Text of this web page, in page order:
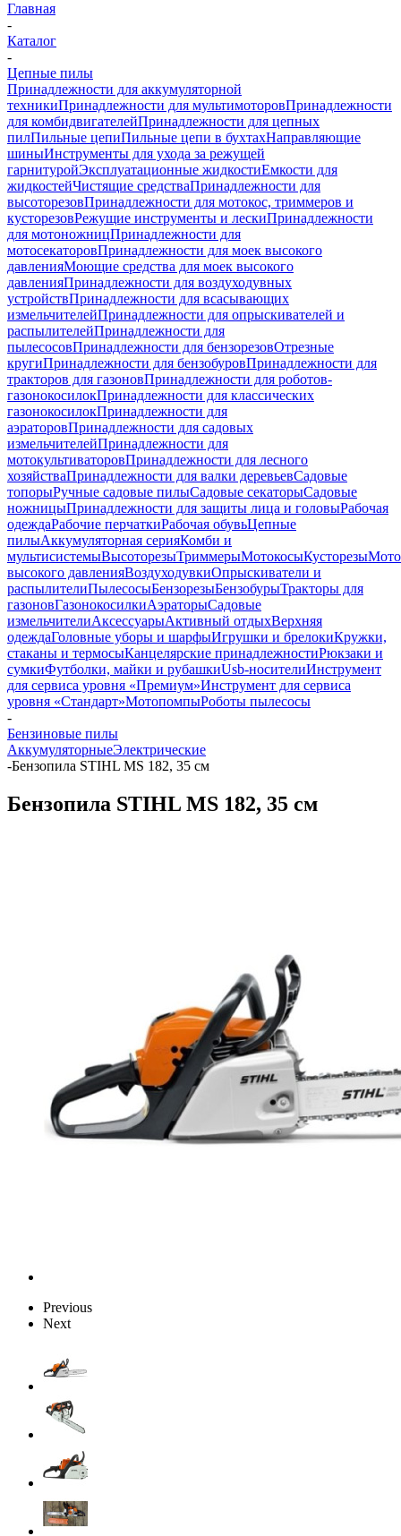
Главная
-
Каталог
-
Цепные пилы
Принадлежности для аккумуляторной
техникиПринадлежности для мультимоторовПринадлежности
для комбидвигателейПринадлежности для цепных
пилПильные цепиПильные цепи в бухтахНаправляющие
шиныИнструменты для ухода за режущей
гарнитуройЭксплуатационные жидкостиЕмкости для
жидкостейЧистящие средстваПринадлежности для
высоторезовПринадлежности для мотокос, триммеров и
кусторезовРежущие инструменты и лескиПринадлежности
для мотоножницПринадлежности для
мотосекаторовПринадлежности для моек высокого
давленияМоющие средства для моек высокого
давленияПринадлежности для воздуходувных
устройствПринадлежности для всасывающих
измельчителейПринадлежности для опрыскивателей и
распылителейПринадлежности для
пылесосовПринадлежности для бензорезовОтрезные
кругиПринадлежности для бензобуровПринадлежности для
тракторов для газоновПринадлежности для роботов-
газонокосилокПринадлежности для классических
газонокосилокПринадлежности для
аэраторовПринадлежности для садовых
измельчителейПринадлежности для
мотокультиваторовПринадлежности для лесного
хозяйстваПринадлежности для валки деревьевСадовые
топорыРучные садовые пилыСадовые секаторыСадовые
ножницыПринадлежности для защиты лица и головыРабочая
одеждаРабочие перчаткиРабочая обувьЦепные
пилыАккумуляторная серияКомби и
мультисистемыВысоторезыТриммерыМотокосыКусторезы
высокого давленияВоздуходувкиОпрыскиватели и
распылителиПылесосыБензорезыБензобурыТракторы для
газоновГазонокосилкиАэраторыСадовые
измельчителиАксессуарыАктивный отдыхВерхняя
одеждаГоловные уборы и шарфыИгрушки и брелокиКружки,
стаканы и термосыКанцелярские принадлежностиРюкзаки и
сумкиФутболки, майки и рубашкиUsb-носителиИнструмент
для сервиса уровня «Премиум»Инструмент для сервиса
уровня «Стандарт»МотопомпыРоботы пылесосы
-
Бензиновые пилы
АккумуляторныеЭлектрические
-Бензопила STIHL MS 182, 35 см
Бензопила STIHL MS 182, 35 см
Previous
Next